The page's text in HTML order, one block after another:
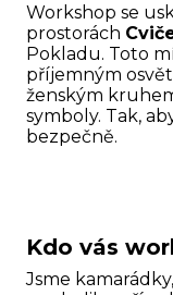
Workshop se
prostorách
Pokladu. Toto
příjemným
ženským
symboly. Tak,
bezpečně.
Kdo vás
Jsme